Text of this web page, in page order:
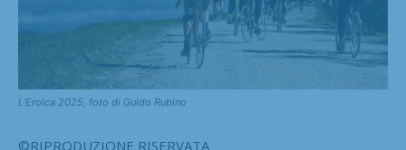
L’Eroica 2025, foto di Guido Rubino
©RIPRODUZIONE RISERVATA